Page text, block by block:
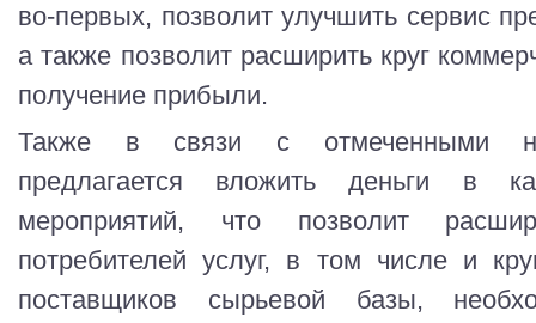
во-первых, позволит улучшить сервис
а также позволит расширить круг
получение прибыли.
Также в связи с отмеченными
предлагается вложить деньги в
мероприятий, что позволит
потребителей услуг, в том числе и
поставщиков сырьевой базы,